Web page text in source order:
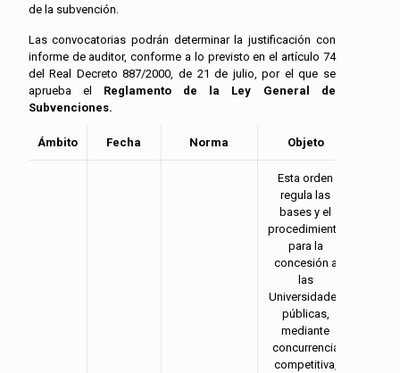
de la subvención.
Las convocatorias podrán determinar la justificación con
informe de auditor, conforme a lo previsto en el artículo 74
del Real Decreto 887/2000, de 21 de julio, por el que se
aprueba el Reglamento de la Ley General de
Subvenciones.
Ámbito Fecha Norma Objeto
Esta orden
regula las
bases y el
procedimiento
para la
concesión a
las
Universidades
públicas,
mediante
concurrencia
competitiva,